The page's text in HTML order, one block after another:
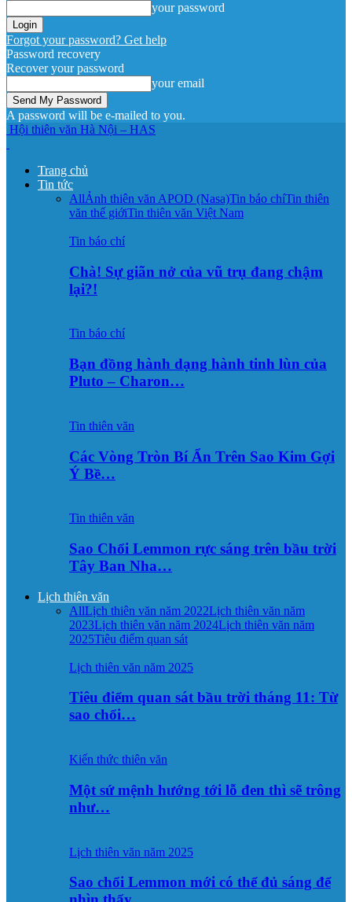
your password
Forgot your password? Get help
Password recovery
Recover your password
your email
A password will be e-mailed to you.
Hội thiên văn Hà Nội – HAS
Trang chủ
Tin tức
AllẢnh thiên văn APOD (Nasa)Tin báo chíTin thiên
văn thế giớiTin thiên văn Việt Nam
Tin báo chí
Chà! Sự giãn nở của vũ trụ đang chậm
lại?!
Tin báo chí
Bạn đồng hành dạng hành tinh lùn của
Pluto – Charon…
Tin thiên văn
Các Vòng Tròn Bí Ẩn Trên Sao Kim Gợi
Ý Bề…
Tin thiên văn
Sao Chổi Lemmon rực sáng trên bầu trời
Tây Ban Nha…
Lịch thiên văn
AllLịch thiên văn năm 2022Lịch thiên văn năm
2023Lịch thiên văn năm 2024Lịch thiên văn năm
2025Tiêu điểm quan sát
Lịch thiên văn năm 2025
Tiêu điểm quan sát bầu trời tháng 11: Từ
sao chổi…
Kiến thức thiên văn
Một sứ mệnh hướng tới lỗ đen thì sẽ trông
như…
Lịch thiên văn năm 2025
Sao chổi Lemmon mới có thể đủ sáng để